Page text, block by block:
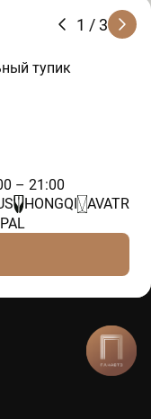
1 / 3
тупик
– 21:00
HONGQI
AVATR